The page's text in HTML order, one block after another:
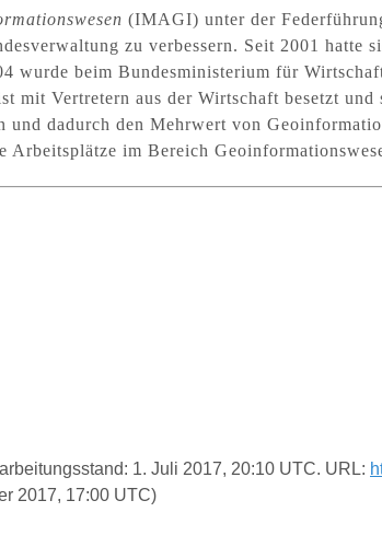
(IMAGI) unter der
zu verbessern. Seit 2001 hatte
wurde beim Bundesministerium für
mit Vertretern aus der Wirtschaft besetzt
dadurch den Mehrwert von
Arbeitsplätze im Bereich
1. Juli 2017, 20:10 UTC. URL:
2017, 17:00 UTC)